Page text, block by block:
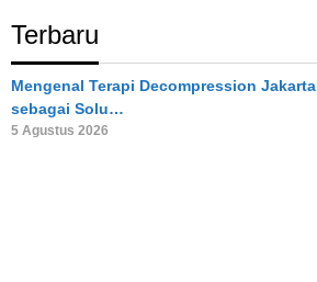
Terbaru
Mengenal Terapi Decompression Jakarta
sebagai Solu…
5 Agustus 2026